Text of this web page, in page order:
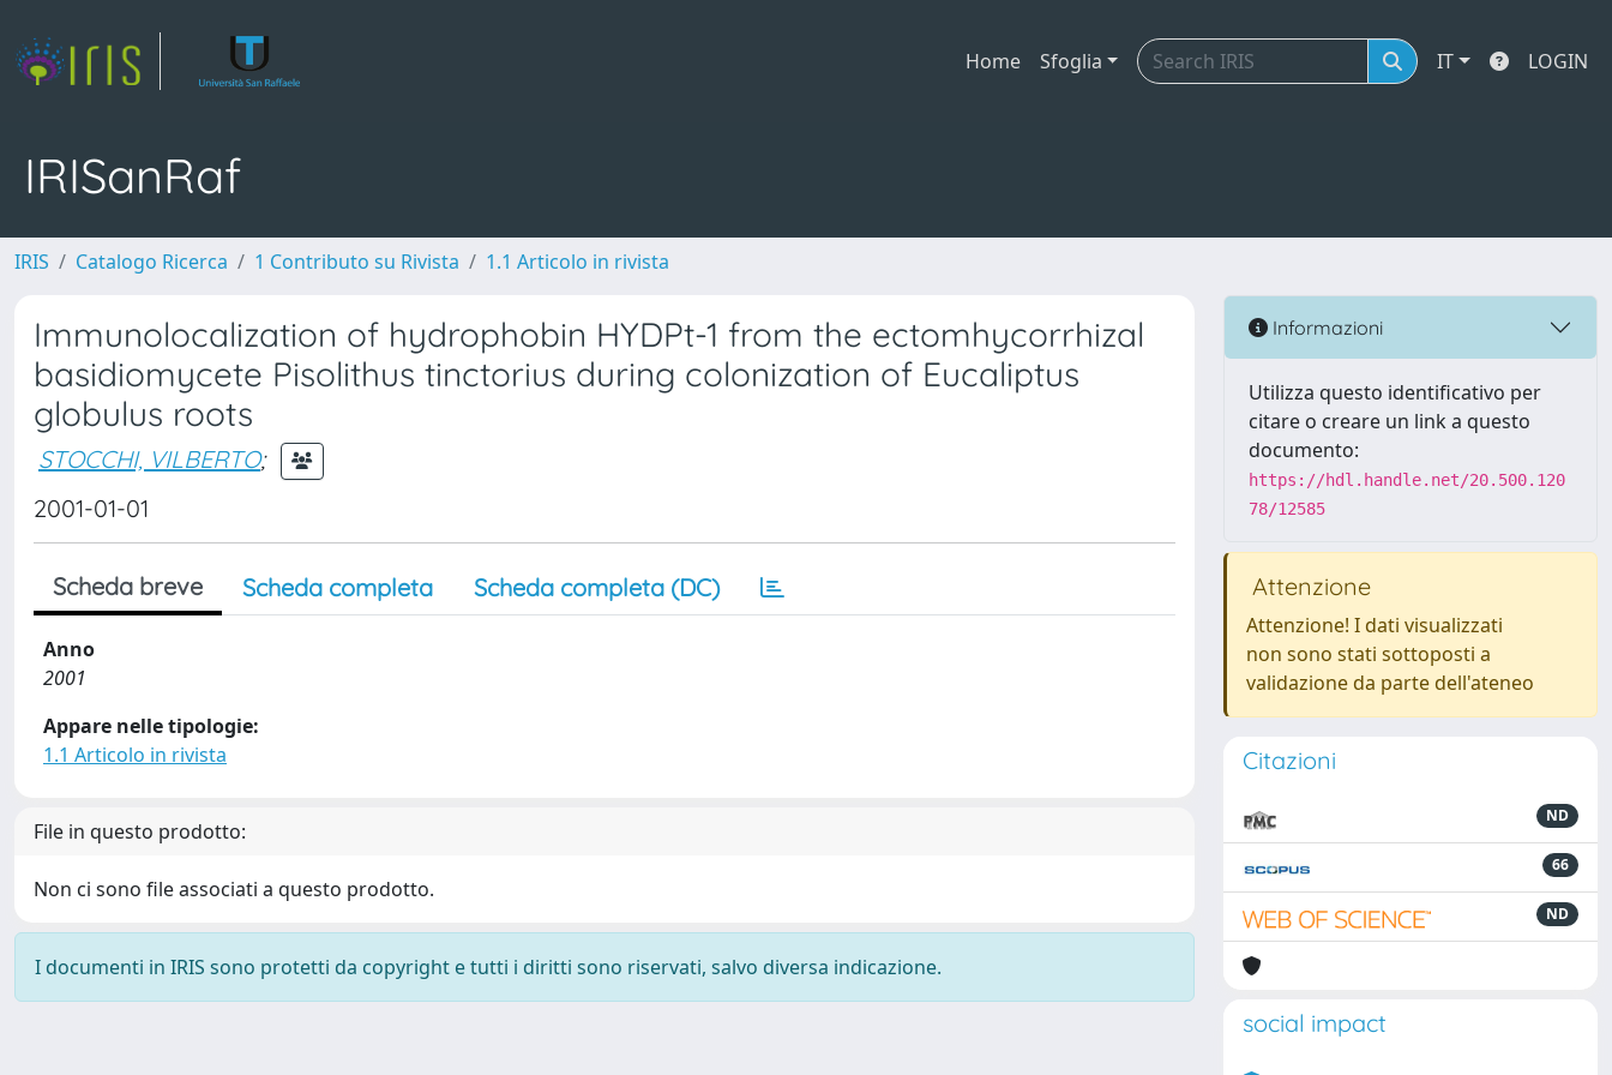
Home Sfoglia IT LOGIN
IRISanRaf
IRIS Catalogo Ricerca 1 Contributo su Rivista 1.1 Articolo in rivista
Immunolocalization of hydrophobin HYDPt-1 from the ectomhycorrhizal
basidiomycete Pisolithus tinctorius during colonization of Eucaliptus
globulus roots
STOCCHI, VILBERTO;
2001-01-01
Scheda breve Scheda completa Scheda completa (DC)
Anno
2001
Appare nelle tipologie:
1.1 Articolo in rivista
File in questo prodotto:
Non ci sono file associati a questo prodotto.
I documenti in IRIS sono protetti da copyright e tutti i diritti sono riservati, salvo diversa indicazione.
Informazioni
Utilizza questo identificativo per
citare o creare un link a questo
documento:
https://hdl.handle.net/20.500.120
78/12585
Attenzione
Attenzione! I dati visualizzati
non sono stati sottoposti a
validazione da parte dell'ateneo
Citazioni
ND
66
ND
social impact